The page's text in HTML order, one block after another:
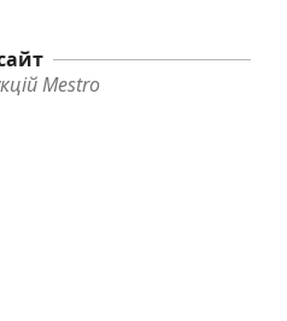
Mestro